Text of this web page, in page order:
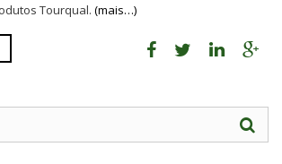
Tourqual. (mais…)